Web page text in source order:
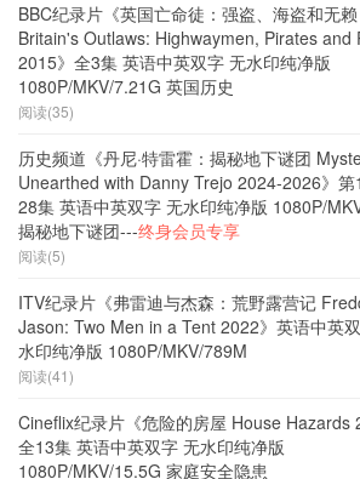
BBC纪录片《英国亡命徒：强盗、海盗和无赖
Britain's Outlaws: Highwaymen, Pirates and
2015》全3集 英语中英双字 无水印纯净版
1080P/MKV/7.21G 英国历史
阅读(35)
历史频道《丹尼·特雷霍：揭秘地下谜团
Unearthed with Danny Trejo 2024-2026》第
28集 英语中英双字 无水印纯净版 1080P/
揭秘地下谜团---终身会员专享
阅读(5)
ITV纪录片《弗雷迪与杰森：荒野露营记
Jason: Two Men in a Tent 2022》英语中英
水印纯净版 1080P/MKV/789M
阅读(41)
Cineflix纪录片《危险的房屋 House Hazards
全13集 英语中英双字 无水印纯净版
1080P/MKV/15.5G 家庭安全隐患